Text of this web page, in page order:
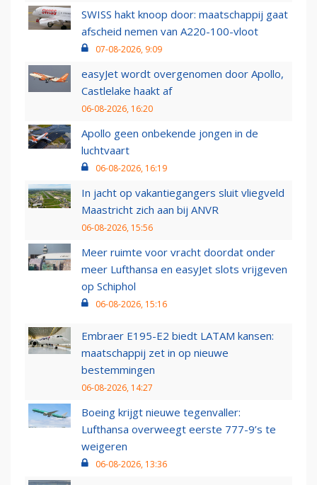
SWISS hakt knoop door: maatschappij gaat
afscheid nemen van A220-100-vloot
07-08-2026, 9:09
easyJet wordt overgenomen door Apollo,
Castlelake haakt af
06-08-2026, 16:20
Apollo geen onbekende jongen in de
luchtvaart
06-08-2026, 16:19
In jacht op vakantiegangers sluit vliegveld
Maastricht zich aan bij ANVR
06-08-2026, 15:56
Meer ruimte voor vracht doordat onder
meer Lufthansa en easyJet slots vrijgeven
op Schiphol
06-08-2026, 15:16
Embraer E195-E2 biedt LATAM kansen:
maatschappij zet in op nieuwe
bestemmingen
06-08-2026, 14:27
Boeing krijgt nieuwe tegenvaller:
Lufthansa overweegt eerste 777-9’s te
weigeren
06-08-2026, 13:36